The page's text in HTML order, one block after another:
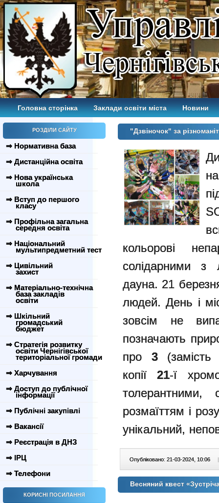
Головна сторінка Заклади освіти міста Новини
РОЗДІЛИ САЙТУ
⇒ Нормативна база
⇒ Дистанційна освіта
⇒ Нова українська
школа
⇒ Вступ до першого
класу
⇒ Профільна загальна
середня освіта
⇒ Національний
мультипредметний тест
⇒ Цивільний
захист
⇒ Матеріально-технічна
база закладів
освіти
⇒ Шкільний
громадський
бюджет
⇒ Стратегія розвитку
освіти Чернігівської
територіальної громади
⇒ Харчування
⇒ Доступ до публічної
інформації
⇒ Публічні закупівлі
⇒ Вакансії
⇒ Реєстрація в ДНЗ
⇒ ІРЦ
⇒ Телефони
КОРИСНІ ПОСИЛАННЯ
"Дзвіночок" за
кольорові
солідарними
дауна. 21
людей. День і
зовсім не
позначають
про 3(замість
копії21-ї
розмаїттям і
унікальний,
Опубліковано: 21-03-2024, 10:06 |
Весняний квест